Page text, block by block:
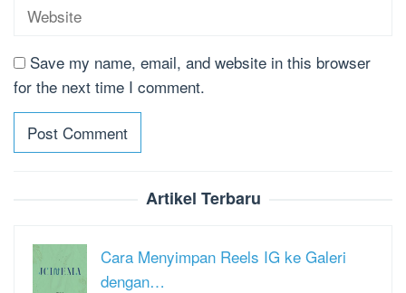
Save my name, email, and website in this browser
for the next time I comment.
Artikel Terbaru
Cara Menyimpan Reels IG ke Galeri
dengan…